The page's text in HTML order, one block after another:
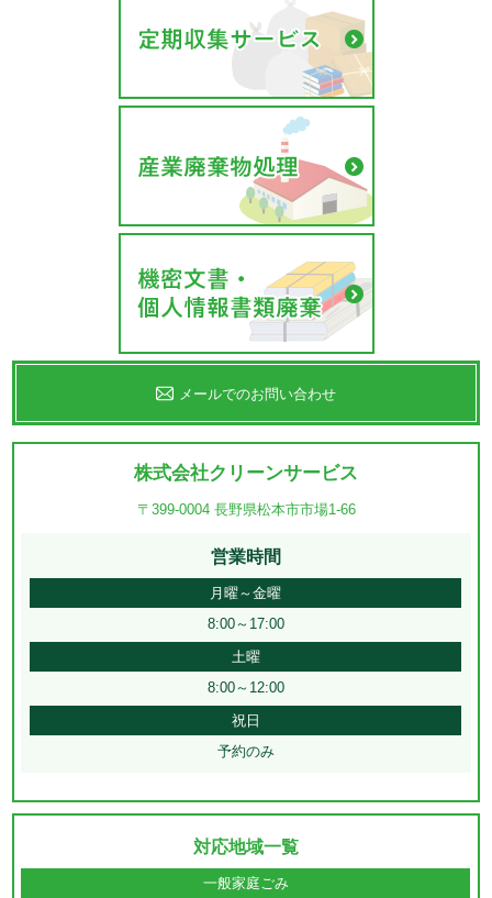
メールでのお問い合わせ
株式会社クリーンサービス
〒399-0004 長野県松本市市場1-66
営業時間
月曜～金曜
8:00～17:00
土曜
8:00～12:00
祝日
予約のみ
対応地域一覧
一般家庭ごみ